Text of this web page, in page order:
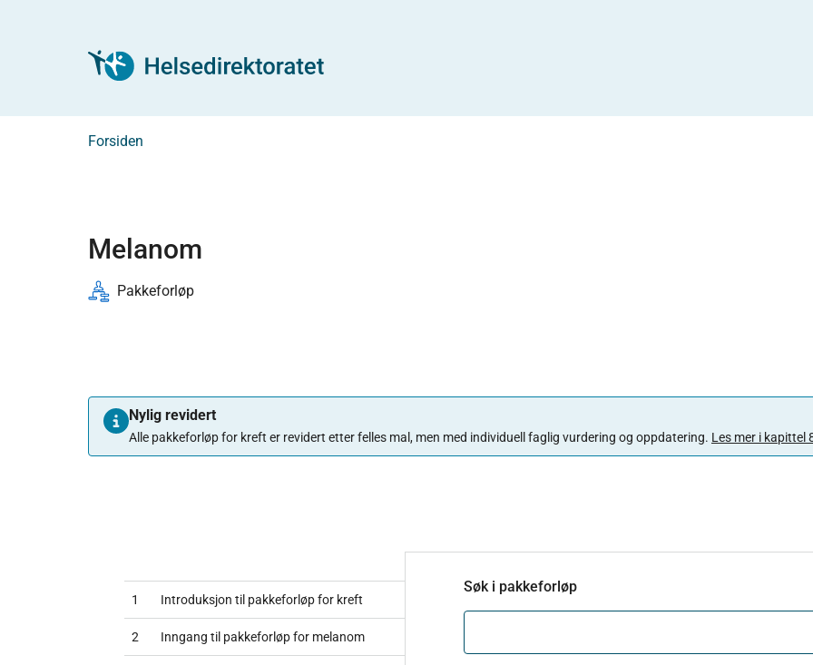
Forsiden
Melanom
Pakkeforløp
Nylig revidert
Alle pakkeforløp for kreft er revidert etter felles mal, men med individuell faglig vurdering og oppdatering. Les mer i kapittel
1 Introduksjon til pakkeforløp for kreft
2 Inngang til pakkeforløp for melanom
Søk i pakkeforløp